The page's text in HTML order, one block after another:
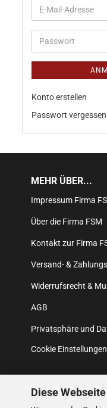
Diese
Konto erstellen
Passwort
MEHR ÜBER...
Impressum Firma
Über die Firma FSM
Kontakt zur Firma
Versand- &
Widerrufsrecht &
AGB
Privatsphäre und
Cookie Einstellungen